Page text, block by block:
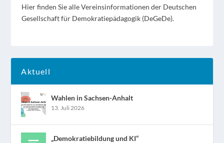
Hier finden Sie alle Vereinsinformationen der Deutschen
Gesellschaft für Demokratiepädagogik (DeGeDe).
Aktuell
Wahlen in Sachsen-Anhalt
13. Juli 2026
„Demokratiebildung und KI“